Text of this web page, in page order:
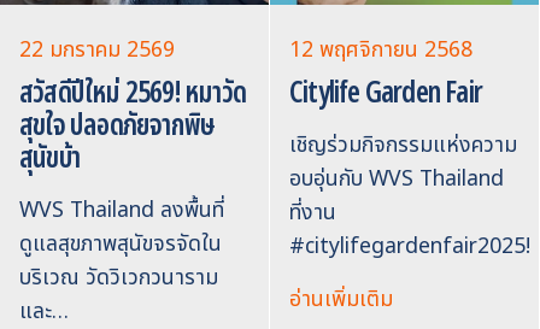
22 มกราคม 2569
สวัสดีปีใหม่ 2569! หมาวัด
สุขใจ ปลอดภัยจากพิษ
สุนัขบ้า
WVS Thailand ลงพื้นที่
ดูแลสุขภาพสุนัขจรจัดใน
บริเวณ วัดวิเวกวนาราม
และ…
12 พฤศจิกายน 2568
Citylife Garden Fair
เชิญร่วมกิจกรรมแห่งความ
อบอุ่นกับ WVS Thailand
ที่งาน
#citylifegardenfair2025!
อ่านเพิ่มเติม